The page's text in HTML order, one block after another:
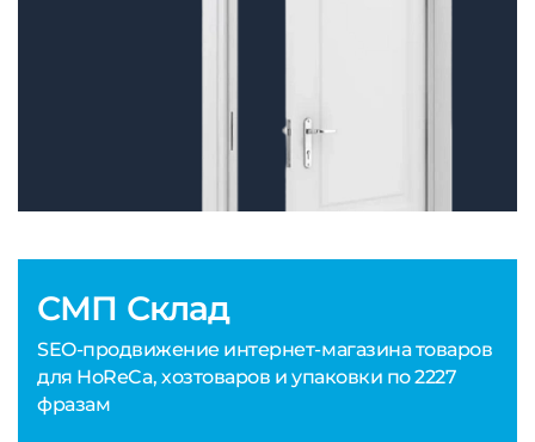
СМП Склад
SEO-продвижение интернет-магазина товаров
для HoReCa, хозтоваров и упаковки по 2227
фразам